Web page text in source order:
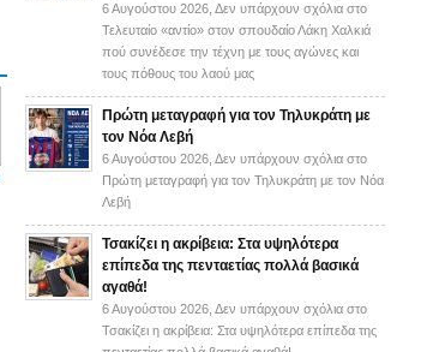
6 Αυγούστου 2026, Δεν υπάρχουν σχόλια στο
Τελευταίο «αντίο» στον σπουδαίο Λάκη Χαλκιά
πού συνέδεσε την τέχνη με τους αγώνες και
τους πόθους του λαού μας
Πρώτη μεταγραφή για τον Τηλυκράτη με
τον Νόα Λεβή
6 Αυγούστου 2026, Δεν υπάρχουν σχόλια στο
Πρώτη μεταγραφή για τον Τηλυκράτη με τον Νόα
Λεβή
Τσακίζει η ακρίβεια: Στα υψηλότερα
επίπεδα της πενταετίας πολλά βασικά
αγαθά!
6 Αυγούστου 2026, Δεν υπάρχουν σχόλια στο
Τσακίζει η ακρίβεια: Στα υψηλότερα επίπεδα της